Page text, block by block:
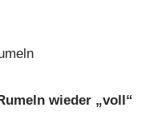
wieder „voll“